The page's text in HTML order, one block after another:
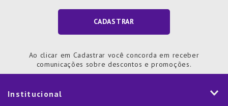
CADASTRAR
Ao clicar em Cadastrar você concorda em receber
comunicações sobre descontos e promoções.
Institucional